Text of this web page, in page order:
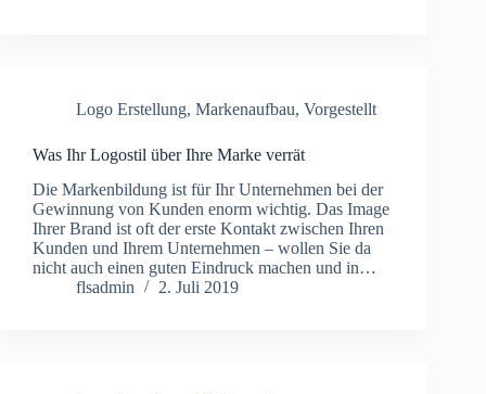
Logo Erstellung, Markenaufbau, Vorgestellt
Was Ihr Logostil über Ihre Marke verrät
Die Markenbildung ist für Ihr Unternehmen bei der
Gewinnung von Kunden enorm wichtig. Das Image
Ihrer Brand ist oft der erste Kontakt zwischen Ihren
Kunden und Ihrem Unternehmen – wollen Sie da
nicht auch einen guten Eindruck machen und in…
flsadmin
2. Juli 2019